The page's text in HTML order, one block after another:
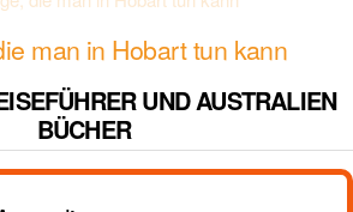
man in Hobart tun kann
UND AUSTRALIEN
BÜCHER